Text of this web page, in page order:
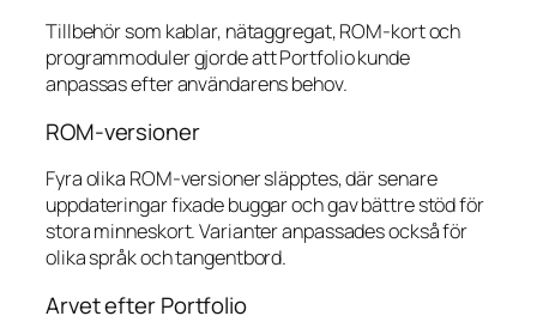
Tillbehör som kablar, nätaggregat, ROM-kort och
programmoduler gjorde att Portfolio kunde
anpassas efter användarens behov.
ROM-versioner
Fyra olika ROM-versioner släpptes, där senare
uppdateringar fixade buggar och gav bättre stöd för
stora minneskort. Varianter anpassades också för
olika språk och tangentbord.
Arvet efter Portfolio